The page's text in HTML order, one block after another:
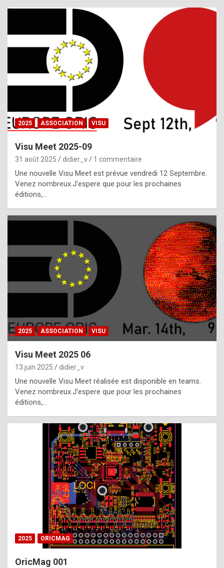
l
,
g
h
t
f
h
a
t
t
e
b
e
s
t
p
h
o
n
y
2025 ASSOCIATION VISU
Visu Meet 2025-09
31 août 2025 didier_v 1 commentaire
Une nouvelle Visu Meet est prévue vendredi 12 Septembre.
Venez nombreux.J’espere que pour les prochaines
éditions,…
2025 ASSOCIATION VISU
Visu Meet 2025 06
13 juin 2025 didier_v
Une nouvelle Visu Meet réalisée est disponible en teams.
Venez nombreux.J’espere que pour les prochaines
éditions,…
2025 ORICMAG
OricMag 001